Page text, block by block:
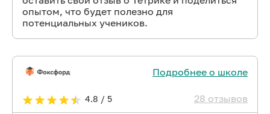
опытом, что будет полезно для
потенциальных учеников.
Подробнее о школе
4.8 / 5 28 отзывов